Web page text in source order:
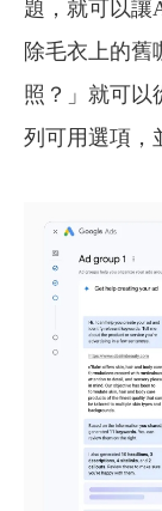
題，就可以讓
除毛衣上的舊
照？」就可以
列可用選項，